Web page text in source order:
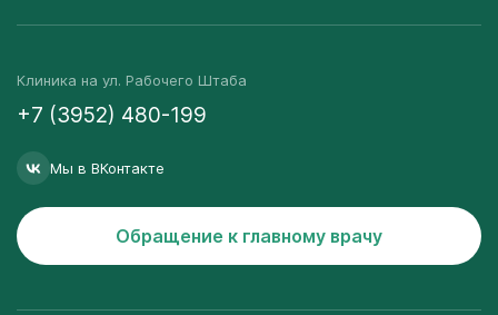
Клиника на ул. Рабочего Штаба
+7 (3952) 480-199
Мы в ВКонтакте
Обращение к главному врачу